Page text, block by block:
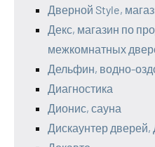
Дверной Style,
Декс, магазин по
межкомнатных
Дельфин, водно-
Диагностика
Дионис, сауна
Дискаунтер